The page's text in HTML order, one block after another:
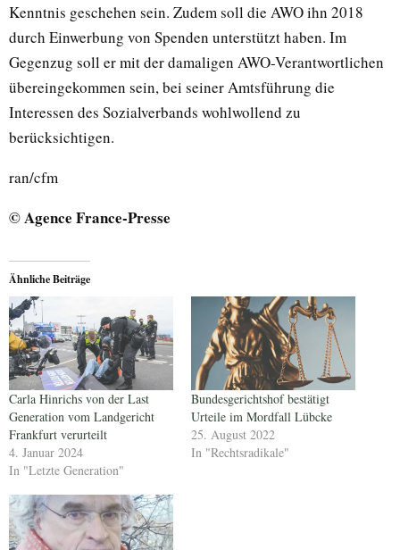
Kenntnis geschehen sein. Zudem soll die AWO ihn 2018
durch Einwerbung von Spenden unterstützt haben. Im
Gegenzug soll er mit der damaligen AWO-Verantwortlichen
übereingekommen sein, bei seiner Amtsführung die
Interessen des Sozialverbands wohlwollend zu
berücksichtigen.
ran/cfm
© Agence France-Presse
Ähnliche Beiträge
Carla Hinrichs von der Last
Generation vom Landgericht
Frankfurt verurteilt
4. Januar 2024
In "Letzte Generation"
Bundesgerichtshof bestätigt
Urteile im Mordfall Lübcke
25. August 2022
In "Rechtsradikale"